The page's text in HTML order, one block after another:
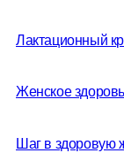
Лактационный
Женское
Шаг в здоровую